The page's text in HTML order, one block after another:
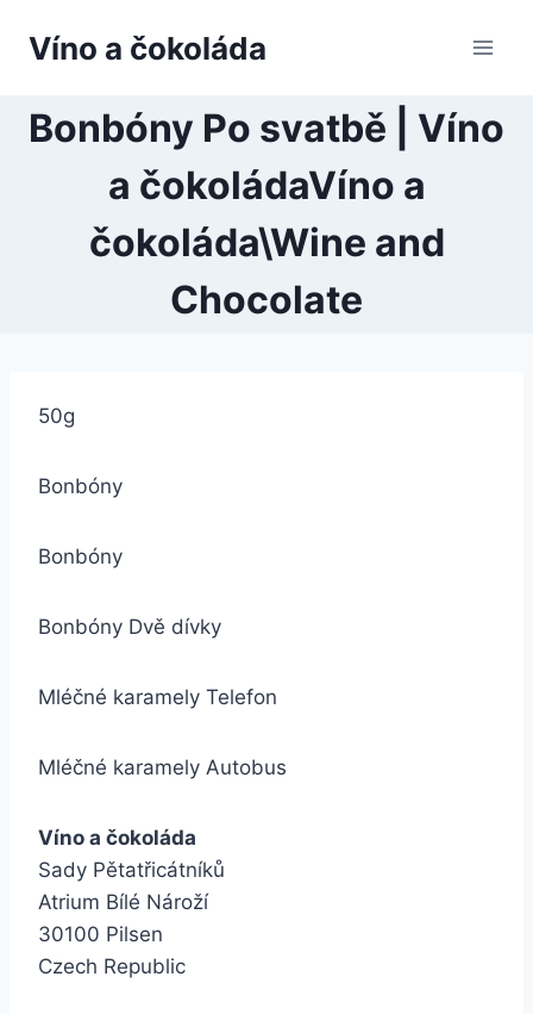
Víno a čokoláda
Bonbóny Po svatbě | Víno
a čokoládaVíno a
čokoláda\Wine and
Chocolate
50g
Bonbóny
Bonbóny
Bonbóny Dvě dívky
Mléčné karamely Telefon
Mléčné karamely Autobus
Víno a čokoláda
Sady Pětatřicátníků
Atrium Bílé Nároží
30100 Pilsen
Czech Republic